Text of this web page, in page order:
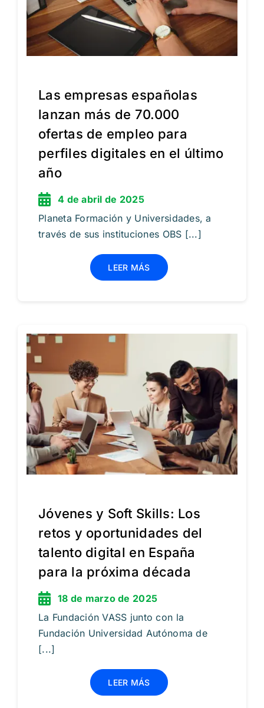
Las empresas españolas
lanzan más de 70.000
ofertas de empleo para
perfiles digitales en el último
año
4 de abril de 2025
Planeta Formación y Universidades, a
través de sus instituciones OBS [...]
LEER MÁS
Jóvenes y Soft Skills: Los
retos y oportunidades del
talento digital en España
para la próxima década
18 de marzo de 2025
La Fundación VASS junto con la
Fundación Universidad Autónoma de
[...]
LEER MÁS